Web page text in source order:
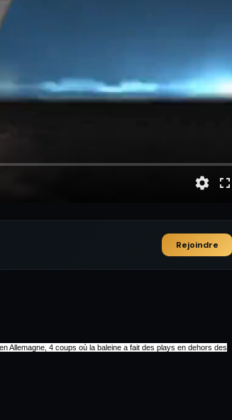
Rejoindre
Allemagne, 4 coups où la baleine a fait des plays en dehors des